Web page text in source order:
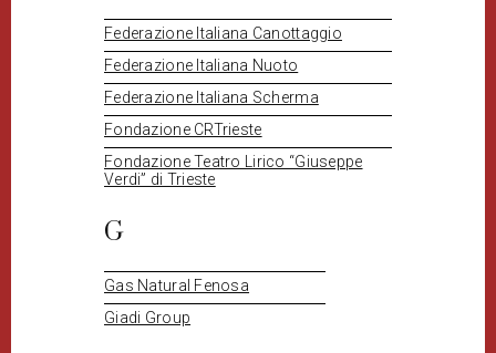
Federazione Italiana Canottaggio
Federazione Italiana Nuoto
Federazione Italiana Scherma
Fondazione CRTrieste
Fondazione Teatro Lirico “Giuseppe
Verdi” di Trieste
G
Gas Natural Fenosa
Giadi Group